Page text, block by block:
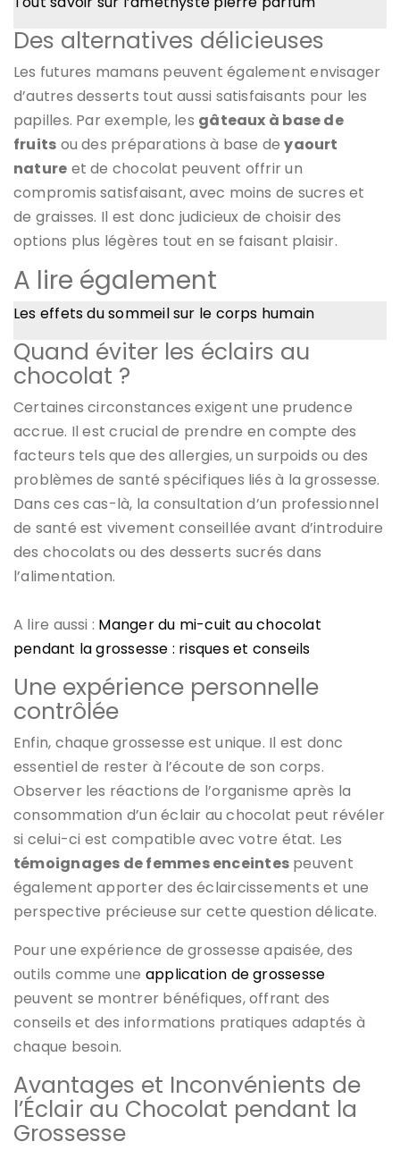
Des alternatives délicieuses
Les futures mamans peuvent également envisager
d’autres desserts tout aussi satisfaisants pour les
papilles. Par exemple, les gâteaux à base de
fruits ou des préparations à base deyaourt
nature et de chocolat peuvent offrir un
compromis satisfaisant, avec moins de sucres et
de graisses. Il est donc judicieux de choisir des
options plus légères tout en se faisant plaisir.
A lire également
Les effets du sommeil sur le corps humain
Quand éviter les éclairs au
chocolat ?
Certaines circonstances exigent une prudence
accrue. Il est crucial de prendre en compte des
facteurs tels que des allergies, un surpoids ou des
problèmes de santé spécifiques liés à la grossesse.
Dans ces cas-là, la consultation d’un professionnel
de santé est vivement conseillée avant d’introduire
des chocolats ou des desserts sucrés dans
l’alimentation.
A lire aussi : Manger du mi-cuit au chocolat
pendant la grossesse : risques et conseils
Une expérience personnelle
contrôlée
Enfin, chaque grossesse est unique. Il est donc
essentiel de rester à l’écoute de son corps.
Observer les réactions de l’organisme après la
consommation d’un éclair au chocolat peut révéler
si celui-ci est compatible avec votre état. Les
témoignages de femmes enceintespeuvent
également apporter des éclaircissements et une
perspective précieuse sur cette question délicate.
Pour une expérience de grossesse apaisée, des
outils comme une application de grossesse
peuvent se montrer bénéfiques, offrant des
conseils et des informations pratiques adaptés à
chaque besoin.
Avantages et Inconvénients de
l’Éclair au Chocolat pendant la
Grossesse